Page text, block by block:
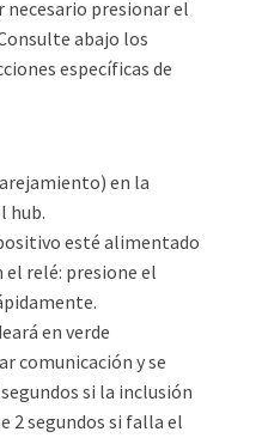
necesario presionar el
abajo los
específicas de
en la
hub.
esté alimentado
relé: presione el
en verde
comunicación y se
si la inclusión
2 segundos si falla el